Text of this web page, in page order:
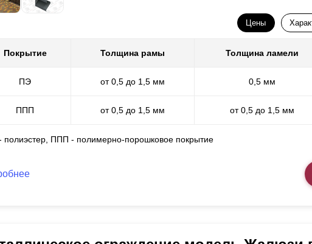
Цены
Покрытие Толщина рамы Толщина ламели
ПЭ от 0,5 до 1,5 мм 0,5 мм
ППП от 0,5 до 1,5 мм от 0,5 до 1,5 мм
полиэстер, ППП - полимерно-порошковое покрытие